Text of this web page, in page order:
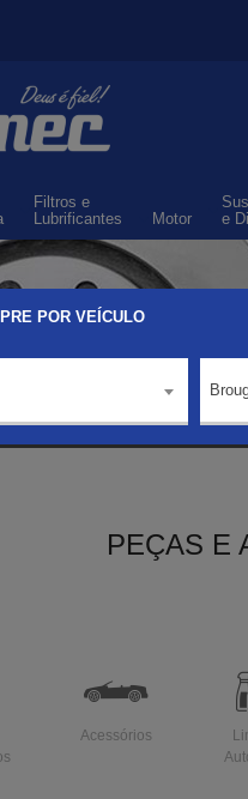
Filtros e
Lubrificantes
Motor
e
POR VEÍCULO
PEÇAS E
Acessórios